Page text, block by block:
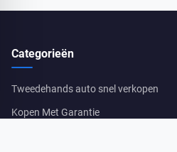
Categorieën
Tweedehands auto snel verkopen
Kopen Met Garantie